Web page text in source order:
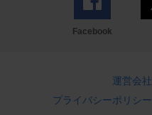
Facebook
運営会社
プライバシーポリシー